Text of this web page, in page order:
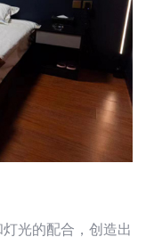
光的配合，创造出